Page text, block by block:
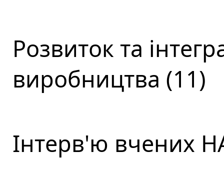
Розвиток та
виробництва (11)
Інтерв'ю вчених